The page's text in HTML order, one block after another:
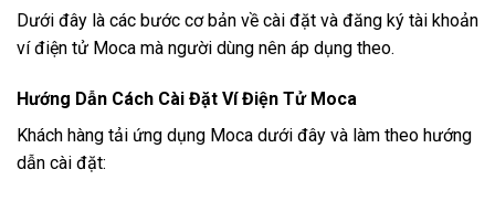
Dưới đây là các bước cơ bản về cài đặt và đăng ký tài khoản
ví điện tử Moca mà người dùng nên áp dụng theo.
Hướng Dẫn Cách Cài Đặt Ví Điện Tử Moca
Khách hàng tải ứng dụng Moca dưới đây và làm theo hướng
dẫn cài đặt: